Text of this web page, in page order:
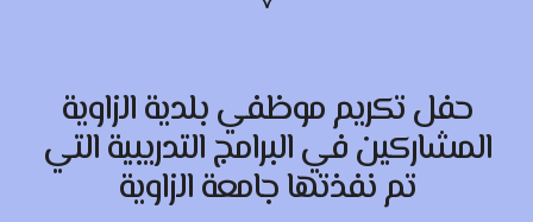
حفل تكريم موظفي بلدية الزاوية
المشاركين في البرامج التدريبية التي
تم نفذتها جامعة الزاوية